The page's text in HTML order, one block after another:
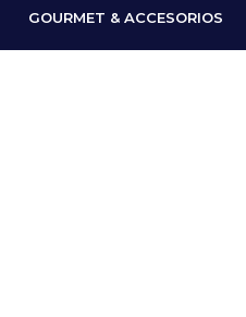
GOURMET & ACCESORIOS